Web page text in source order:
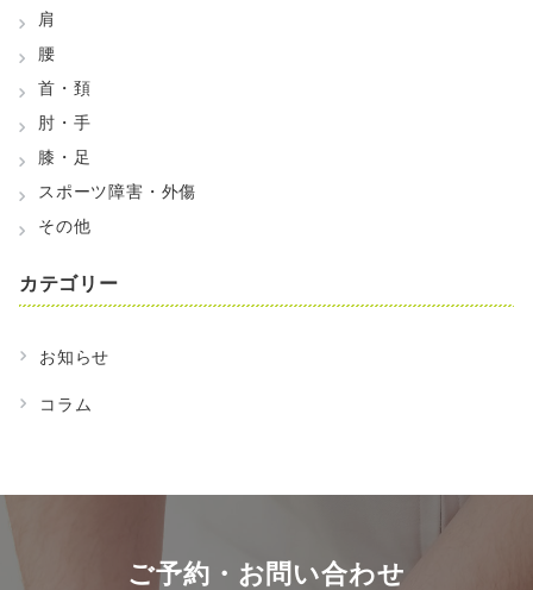
肩
腰
首・頚
肘・手
膝・足
スポーツ障害・外傷
その他
カテゴリー
お知らせ
コラム
ご予約・お問い合わせ